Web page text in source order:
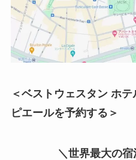
＜ベストウェスタン ホ
ピエールを予約する＞
＼世界最大の